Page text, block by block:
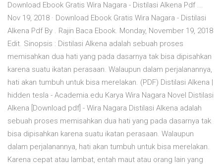
Download Ebook Gratis Wira Nagara - Distilasi Alkena Pdf ...
Nov 19, 2018 · Download Ebook Gratis Wira Nagara - Distilasi
Alkena Pdf By . Rajin Baca Ebook. Monday, November 19, 2018
Edit. Sinopsis : Distilasi Alkena adalah sebuah proses
memisahkan dua hati yang pada dasarnya tak bisa dipisahkan
karena suatu ikatan perasaan. Walaupun dalam perjalanannya,
hati akan tumbuh untuk bisa merelakan. (PDF) Distilasi Alkena |
hidden tesla - Academia.edu Karya Wira Nagara Novel Distilasi
Alkena [Download pdf] - Wira Nagara Distilasi Alkena adalah
sebuah proses memisahkan dua hati yang pada dasarnya tak
bisa dipisahkan karena suatu ikatan perasaan. Walaupun
dalam perjalanannya, hati akan tumbuh untuk bisa merelakan.
Karena cepat atau lambat, entah maut atau orang lain yang